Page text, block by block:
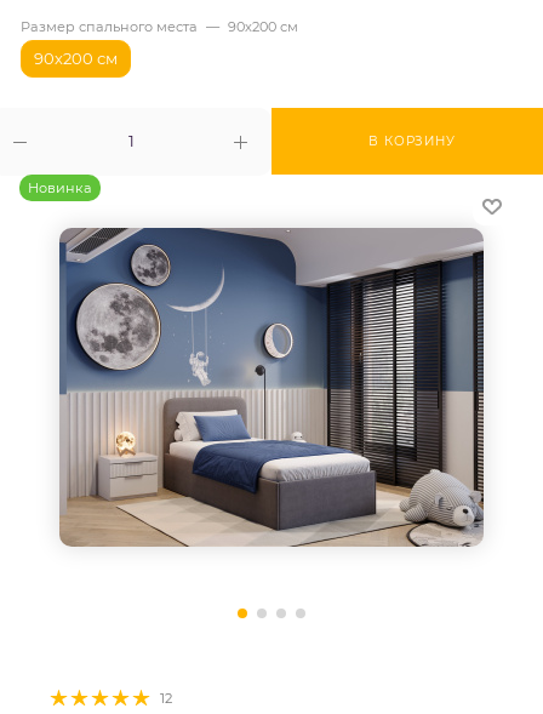
В КОРЗИНУ
Размер спального места — 90х200 см
90х200 см
Новинка
12